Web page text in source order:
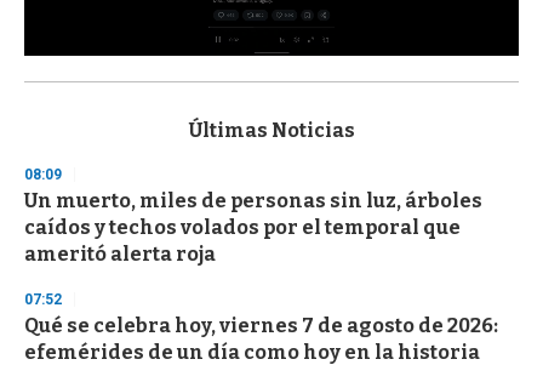
s
d
s
o
f
3
s
e
c
o
Últimas Noticias
08:09
Un muerto, miles de personas sin luz, árboles
caídos y techos volados por el temporal que
ameritó alerta roja
07:52
Qué se celebra hoy, viernes 7 de agosto de 2026:
efemérides de un día como hoy en la historia